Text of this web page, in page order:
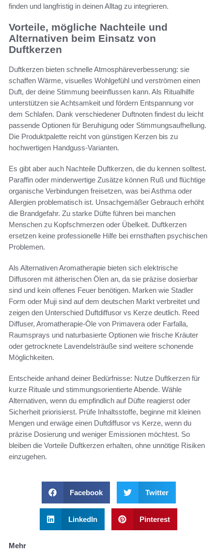
finden und langfristig in deinen Alltag zu integrieren.
Vorteile, mögliche Nachteile und
Alternativen beim Einsatz von
Duftkerzen
Duftkerzen bieten schnelle Atmosphäreverbesserung: sie
schaffen Wärme, visuelles Wohlgefühl und verströmen einen
Duft, der deine Stimmung beeinflussen kann. Als Ritualhilfe
unterstützen sie Achtsamkeit und fördern Entspannung vor
dem Schlafen. Dank verschiedener Duftnoten findest du leicht
passende Optionen für Beruhigung oder Stimmungsaufhellung.
Die Produktpalette reicht von günstigen Kerzen bis zu
hochwertigen Handguss-Varianten.
Es gibt aber auch Nachteile Duftkerzen, die du kennen solltest.
Paraffin oder minderwertige Zusätze können Ruß und flüchtige
organische Verbindungen freisetzen, was bei Asthma oder
Allergien problematisch ist. Unsachgemäßer Gebrauch erhöht
die Brandgefahr. Zu starke Düfte führen bei manchen
Menschen zu Kopfschmerzen oder Übelkeit. Duftkerzen
ersetzen keine professionelle Hilfe bei ernsthaften psychischen
Problemen.
Als Alternativen Aromatherapie bieten sich elektrische
Diffusoren mit ätherischen Ölen an, da sie präzise dosierbar
sind und kein offenes Feuer benötigen. Marken wie Stadler
Form oder Muji sind auf dem deutschen Markt verbreitet und
zeigen den Unterschied Duftdiffusor vs Kerze deutlich. Reed
Diffuser, Aromatherapie-Öle von Primavera oder Farfalla,
Raumsprays und naturbasierte Optionen wie frische Kräuter
oder getrocknete Lavendelsträuße sind weitere schonende
Möglichkeiten.
Entscheide anhand deiner Bedürfnisse: Nutze Duftkerzen für
kurze Rituale und stimmungsorientierte Abende. Wähle
Alternativen, wenn du empfindlich auf Düfte reagierst oder
Sicherheit priorisierst. Prüfe Inhaltsstoffe, beginne mit kleinen
Mengen und erwäge einen Duftdiffusor vs Kerze, wenn du
präzise Dosierung und weniger Emissionen möchtest. So
bleiben die Vorteile Duftkerzen erhalten, ohne unnötige Risiken
einzugehen.
Facebook Twitter
LinkedIn Pinterest
Mehr